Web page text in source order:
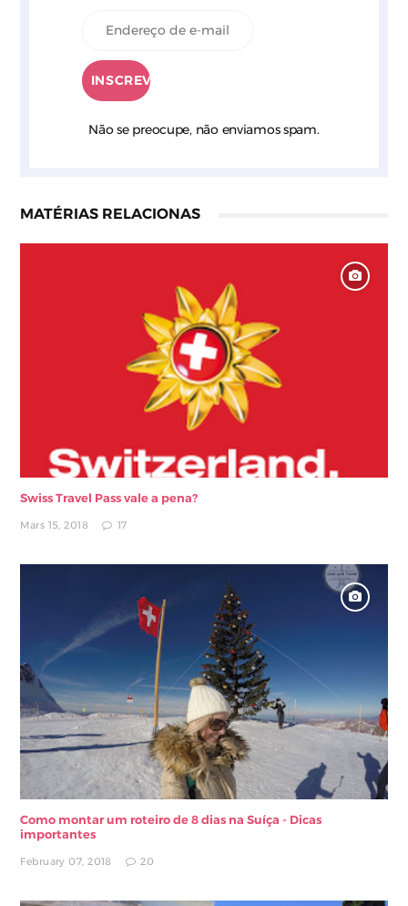
Não se preocupe, não enviamos spam.
MATÉRIAS RELACIONAS
Swiss Travel Pass vale a pena?
Mars 15, 2018 17
Como montar um roteiro de 8 dias na Suíça - Dicas
importantes
February 07, 2018 20